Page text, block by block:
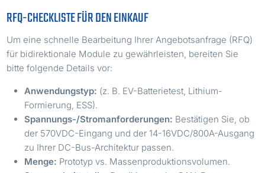
RFQ-CHECKLISTE FÜR DEN EINKAUF
Um eine schnelle Bearbeitung Ihrer Angebotsanfrage (RFQ)
für bidirektionale Module zu gewährleisten, bereiten Sie
bitte folgende Details vor:
Anwendungstyp: (z. B. EV-Batterietest, Lithium-
Formierung, ESS).
Spannungs-/Stromanforderungen: Bestätigen Sie, ob
der 570VDC-Eingang und der 14-16VDC/800A-Ausgang
zu Ihrer DC-Bus-Architektur passen.
Menge: Prototyp vs. Massenproduktionsvolumen.